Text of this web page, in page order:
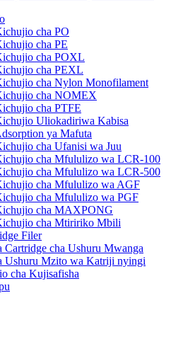
cha PO
cha PE
cha POXL
cha PEXL
cha Nylon Monofilament
cha NOMEX
cha PTFE
Uliokadiriwa Kabisa
ya Mafuta
cha Ufanisi wa Juu
cha Mfululizo wa LCR-100
cha Mfululizo wa LCR-500
cha Mfululizo wa AGF
cha Mfululizo wa PGF
cha MAXPONG
cha Mtiririko Mbili
Filer
Cartridge cha Ushuru Mwanga
Ushuru Mzito wa Katriji nyingi
cha Kujisafisha